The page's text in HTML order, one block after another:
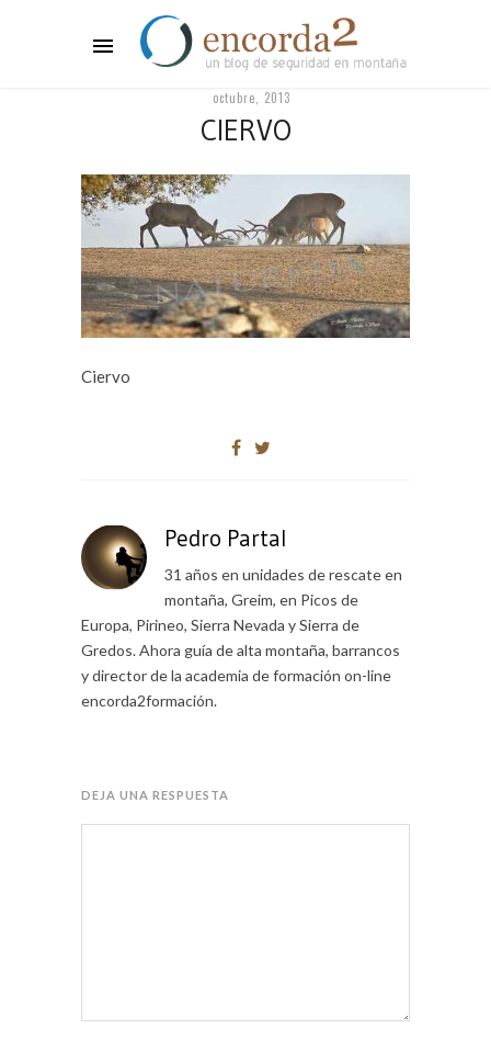
octubre, 2013
CIERVO
Ciervo
Pedro Partal
31 años en unidades de rescate en
montaña, Greim, en Picos de
Europa, Pirineo, Sierra Nevada y Sierra de
Gredos. Ahora guía de alta montaña, barrancos
y director de la academia de formación on-line
encorda2formación.
DEJA UNA RESPUESTA